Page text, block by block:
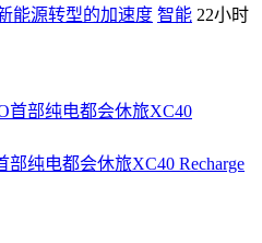
能源转型的加速度 智能 22小时
纯电都会休旅XC40 Recharge